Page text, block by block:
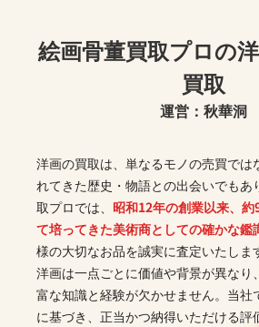
絵画骨董買取プロの
買取
運営：秋華洞
洋画の買取は、単なるモノの売買では
れてきた歴史・物語との出会いでもあ
取プロでは、 昭和12年の創業以来、
て培ってきた美術商としての確かな鑑
様の大切なお品を誠実に査定いたしま
洋画は一点ごとに価値や背景が異なり
富な知識と経験が欠かせません。当社
に基づき、正当かつ納得いただける評